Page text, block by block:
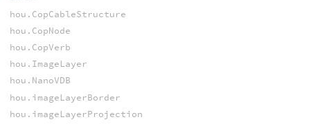
hou.CopCableStructure
hou.CopNode
hou.CopVerb
hou.ImageLayer
hou.NanoVDB
hou.imageLayerBorder
hou.imageLayerProjection